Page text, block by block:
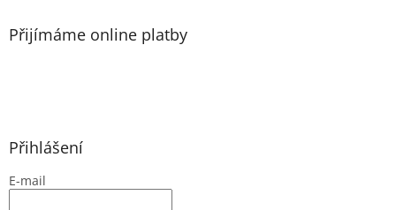
Přijímáme online platby
Přihlášení
E-mail